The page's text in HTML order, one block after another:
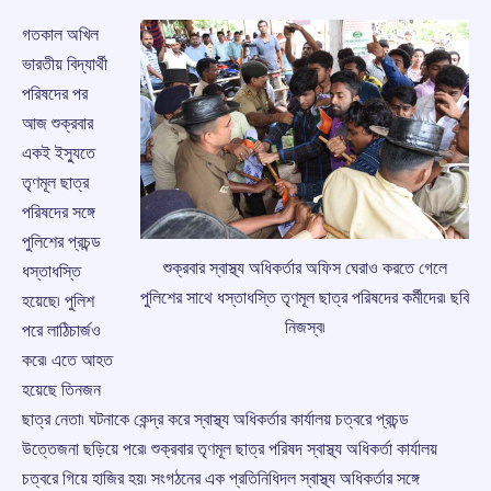
শুক্রবার স্বাস্থ্য অধিকর্তার অফিস ঘেরাও করতে গেলে
পুলিশের সাথে ধস্তাধস্তি তৃণমূল ছাত্র পরিষদের কর্মীদের৷ ছবি
নিজস্ব৷
গতকাল অখিল
ভারতীয় বিদ্যার্থী
পরিষদের পর
আজ শুক্রবার
একই ইস্যুতে
তৃণমূল ছাত্র
পরিষদের সঙ্গে
পুলিশের প্রচন্ড
ধস্তাধস্তি
হয়েছে৷ পুলিশ
পরে লাঠিচার্জও
করে৷ এতে আহত
হয়েছে তিনজন
ছাত্র নেতা৷ ঘটনাকে কেন্দ্র করে স্বাস্থ্য অধিকর্তার কার্যালয় চত্বরে প্রচন্ড
উত্তেজনা ছড়িয়ে পরে৷ শুক্রবার তৃণমূল ছাত্র পরিষদ স্বাস্থ্য অধিকর্তা কার্যালয়
চত্বরে গিয়ে হাজির হয়৷ সংগঠনের এক প্রতিনিধিদল স্বাস্থ্য অধিকর্তার সঙ্গে